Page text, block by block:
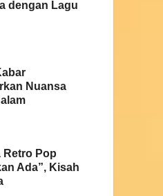
dengan Lagu
Nuansa
Retro Pop
Ada”, Kisah